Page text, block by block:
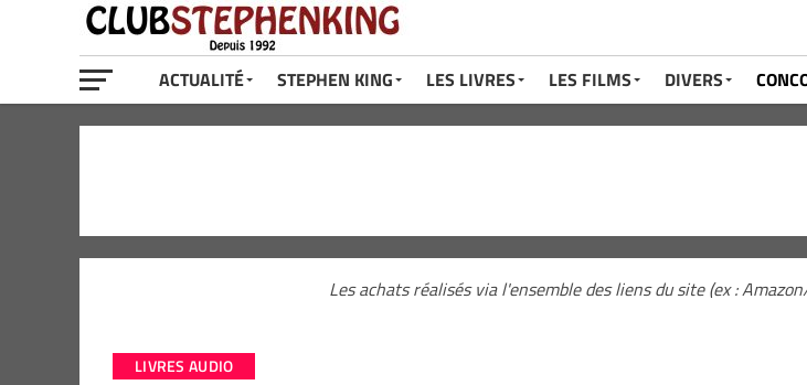
ACTUALITÉ STEPHEN KING LES LIVRES LES FILMS DIVERS
Les achats réalisés via l'ensemble des liens du site (ex :
LIVRES AUDIO